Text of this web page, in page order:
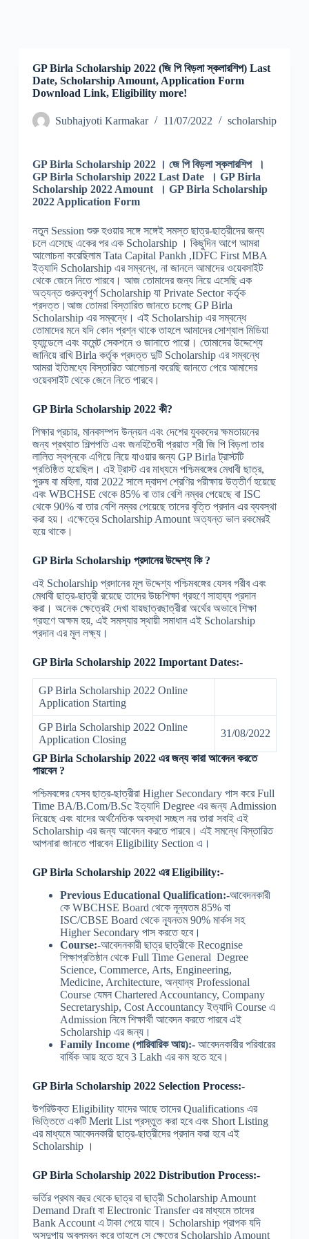
GP Birla Scholarship 2022 (জি পি বিড়লা স্কলারশিপ) Last
Date, Scholarship Amount, Application Form
Download Link, Eligibility more!
Subhajyoti Karmakar 11/07/2022 scholarship
GP Birla Scholarship 2022 । জে পি বিড়লা স্কলারশিপ
।
GP Birla Scholarship 2022 Last Date
। GP Birla
Scholarship 2022 Amount
। GP Birla Scholarship
2022 Application Form
নতুন Session শুরু হওয়ার সঙ্গে সঙ্গেই সমস্ত ছাত্র-ছাত্রীদের জন্য
চলে এসেছে একের পর এক Scholarship । কিছুদিন আগে আমরা
আলোচনা করেছিলাম Tata Capital Pankh ,IDFC First MBA
ইত্যাদি Scholarship এর সম্বন্ধে, না জানলে আমাদের ওয়েবসাইট
থেকে জেনে নিতে পারবে। আজ তোমাদের জন্য নিয়ে এসেছি এক
অত্যন্ত গুরুত্বপূর্ণ Scholarship যা Private Sector কর্তৃক
প্রদত্ত।আজ তোমরা বিস্তারিত জানতে চলেছ GP Birla
Scholarship এর সম্বন্ধে। এই Scholarship এর সম্বন্ধে
তোমাদের মনে যদি কোন প্রশ্ন থাকে তাহলে আমাদের সোশ্যাল মিডিয়া
হ্যান্ডেলে এবং কমেন্ট সেকশনে ও জানাতে পারো। তোমাদের উদ্দেশ্যে
জানিয়ে রাখি Birla কর্তৃক প্রদত্ত দুটি Scholarship এর সম্বন্ধে
আমরা ইতিমধ্যে বিস্তারিত আলোচনা করেছি জানতে পেরে আমাদের
ওয়েবসাইট থেকে জেনে নিতে পারবে।
GP Birla Scholarship 2022 কী?
শিক্ষার প্রচার, মানবসম্পদ উন্নয়ন এবং দেশের যুবকদের ক্ষমতায়নের
জন্য প্রখ্যাত শিল্পপতি এবং জনহিতৈষী প্রয়াত শ্রী জি পি বিড়লা তার
লালিত স্বপ্নকে এগিয়ে নিয়ে যাওয়ার জন্য GP Birla ট্রাস্টটি
প্রতিষ্ঠিত হয়েছিল। এই ট্রাস্ট এর মাধ্যমে পশ্চিমবঙ্গের মেধাবী ছাত্র,
পুরুষ বা মহিলা, যারা 2022 সালে দ্বাদশ শ্রেণির পরীক্ষায় উত্তীর্ণ হয়েছে
এবং WBCHSE থেকে 85% বা তার বেশি নম্বর পেয়েছে বা ISC
থেকে 90% বা তার বেশি নম্বর পেয়েছে তাদের বৃত্তি প্রদান এর ব্যবস্থা
করা হয়। এক্ষেত্রে Scholarship Amount অত্যন্ত ভাল রকমেরই
হয়ে থাকে।
GP Birla Scholarship প্রদানের উদ্দেশ্য কি ?
এই Scholarship প্রদানের মূল উদ্দেশ্য পশ্চিমবঙ্গের যেসব গরীব এবং
মেধাবী ছাত্র-ছাত্রী রয়েছে তাদের উচ্চশিক্ষা গ্রহণে সাহায্য প্রদান
করা। অনেক ক্ষেত্রেই দেখা যায়ছাত্রছাত্রীরা অর্থের অভাবে শিক্ষা
গ্রহণে অক্ষম হয়, এই সমস্যার স্থায়ী সমাধান এই Scholarship
প্রদান এর মূল লক্ষ্য।
GP Birla Scholarship 2022 Important Dates:-
GP Birla Scholarship 2022 Online
Application Starting
GP Birla Scholarship 2022 Online
Application Closing
31/08/2022
GP Birla Scholarship 2022 এর জন্য কারা আবেদন করতে
পারবেন ?
পশ্চিমবঙ্গের যেসব ছাত্র-ছাত্রীরা Higher Secondary পাস করে Full
Time BA/B.Com/B.Sc ইত্যাদি Degree এর জন্য Admission
নিয়েছে এবং যাদের অর্থনৈতিক অবস্থা সচ্ছল নয় তারা সবাই এই
Scholarship এর জন্য আবেদন করতে পারবে। এই সমন্ধে বিস্তারিত
আপনারা জানতে পারবেন Eligibility Section এ।
GP Birla Scholarship 2022 এর Eligibility:-
Previous Educational Qualification:-আবেদনকারী
কে WBCHSE Board থেকে নূন্যতম 85% বা
ISC/CBSE Board থেকে ন্যূনতম 90% মার্কস সহ
Higher Secondary পাস করতে হবে।
Course:-আবেদনকারী ছাত্র ছাত্রীকে Recognise
শিক্ষাপ্রতিষ্ঠান থেকে Full Time General Degree
Science, Commerce, Arts, Engineering,
Medicine, Architecture, অন্যান্য Professional
Course যেমন Chartered Accountancy, Company
Secretaryship, Cost Accountancy ইত্যাদি Course এ
Admission নিলে শিক্ষার্থী আবেদন করতে পারবে এই
Scholarship এর জন্য।
Family Income (পারিবারিক আয়):- আবেদনকারীর পরিবারের
বার্ষিক আয় হতে হবে 3 Lakh এর কম হতে হবে।
GP Birla Scholarship 2022 Selection Process:-
উপরিউক্ত Eligibility যাদের আছে তাদের Qualifications এর
ভিত্তিতে একটি Merit List প্রস্তুত করা হবে এবং Short Listing
এর মাধ্যমে আবেদনকারী ছাত্র-ছাত্রীদের প্রদান করা হবে এই
Scholarship ।
GP Birla Scholarship 2022 Distribution Process:-
ভর্তির প্রথম বছর থেকে ছাত্র বা ছাত্রী Scholarship Amount
Demand Draft বা Electronic Transfer এর মাধ্যমে তাদের
Bank Account এ টাকা পেয়ে যাবে। Scholarship প্রাপক যদি
অসদুপায় অবলম্বন করে তাহলে সে ক্ষেত্রে Scholarship Amount